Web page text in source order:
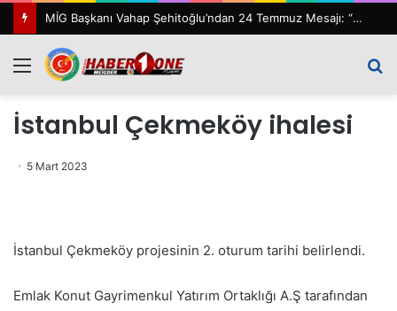
MİG Başkanı Vahap Şehitoğlu’ndan 24 Temmuz Mesajı: “111 Yıl Sonra Hâlâ Basın Özgürlüğünü Konuşuyoruz”
Menü
İstanbul Çekmeköy ihalesi
5 Mart 2023
İstanbul Çekmeköy projesinin 2. oturum tarihi belirlendi.
Emlak Konut Gayrimenkul Yatırım Ortaklığı A.Ş tarafından